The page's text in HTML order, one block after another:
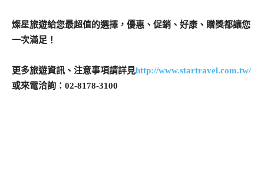
燦星旅遊給您最超值的選擇，優惠、促銷、好康、贈獎都讓您
一次滿足！
更多旅遊資訊、注意事項請詳見http://www.startravel.com.tw/
或來電洽詢：02-8178-3100